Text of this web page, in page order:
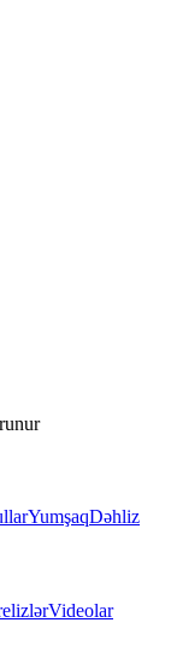
YumşaqDəhliz
Videolar